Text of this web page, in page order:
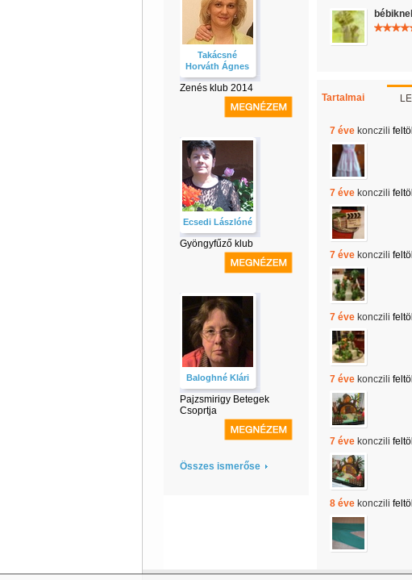
Takácsné
Horváth Ágnes
Zenés klub 2014
Ecsedi Lászlóné
Gyöngyfűző klub
Baloghné Klári
Pajzsmirigy Betegek
Csoprtja
Összes ismerőse
Tartalmai
7 éve konczili
7 éve konczili
7 éve konczili
7 éve konczili
7 éve konczili
7 éve konczili
8 éve konczili